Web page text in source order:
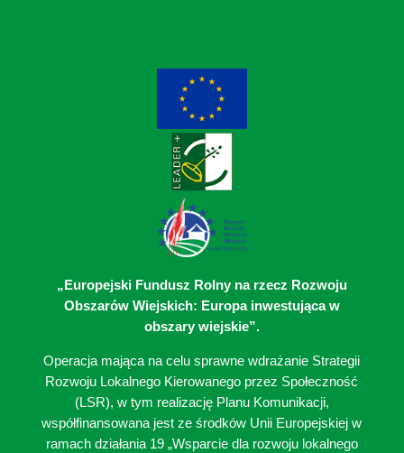
„Europejski Fundusz Rolny na rzecz Rozwoju
Obszarów Wiejskich: Europa inwestująca w
obszary wiejskie”.
Operacja mająca na celu sprawne wdrażanie Strategii
Rozwoju Lokalnego Kierowanego przez Społeczność
(LSR), w tym realizację Planu Komunikacji,
współfinansowana jest ze środków Unii Europejskiej w
ramach działania 19 „Wsparcie dla rozwoju lokalnego